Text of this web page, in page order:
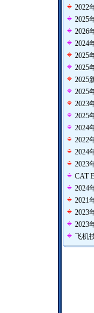
2022
2025
2026
2024
2025
2025
2025
2025
2023
2025
2024
2022
2024
2023
CAT
2024
2021
2023
2023
飞机